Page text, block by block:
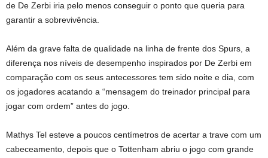
de De Zerbi iria pelo menos conseguir o ponto que queria para
garantir a sobrevivência.
Além da grave falta de qualidade na linha de frente dos Spurs, a
diferença nos níveis de desempenho inspirados por De Zerbi em
comparação com os seus antecessores tem sido noite e dia, com
os jogadores acatando a “mensagem do treinador principal para
jogar com ordem” antes do jogo.
Mathys Tel esteve a poucos centímetros de acertar a trave com um
cabeceamento, depois que o Tottenham abriu o jogo com grande